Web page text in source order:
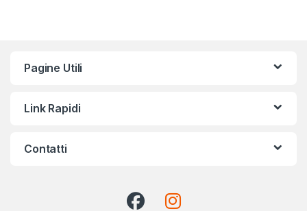
Pagine Utili
Link Rapidi
Contatti